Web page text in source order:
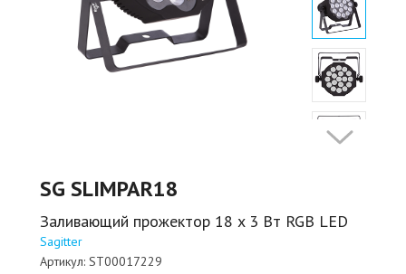
SG SLIMPAR18
Заливающий прожектор 18 x 3 Вт RGB LED
Sagitter
Артикул: ST00017229